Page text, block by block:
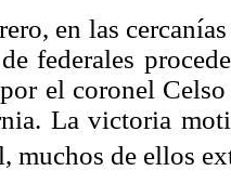
en las
federales
por el coronel
La victoria
muchos de ellos